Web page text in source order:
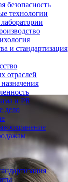
безопасность
технологии
и стандартизация
отраслей
и PR
дело